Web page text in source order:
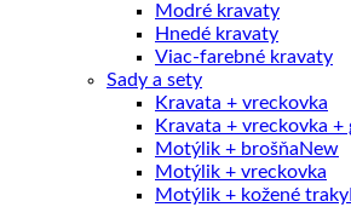
Modré kravaty
Hnedé kravaty
Viac-farebné kravaty
Sady a sety
Kravata + vreckovka
Kravata + vreckovka +
Motýlik + brošňa
Motýlik + vreckovka
Motýlik + kožené traky